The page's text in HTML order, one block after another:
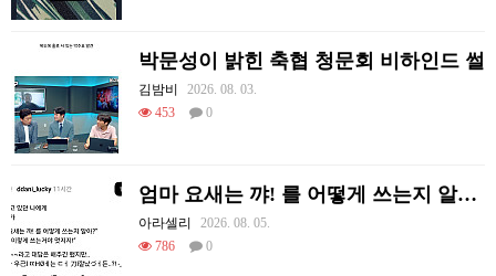
박문성이 밝힌 축협 청문회 비하인드 썰
김밤비
2026. 08. 03.
453
0
엄마 요새는 꺄! 를 어떻게 쓰는지 알아?
아라셀리
2026. 08. 05.
786
0